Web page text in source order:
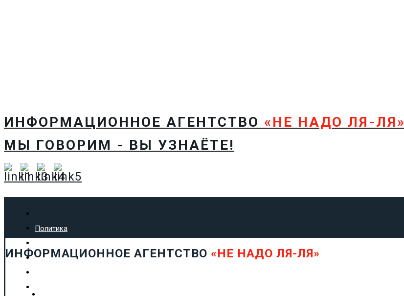
ИНФОРМАЦИОННОЕ АГЕНТСТВО «НЕ НАДО ЛЯ-ЛЯ»
МЫ ГОВОРИМ - ВЫ УЗНАЁТЕ!
Политика
Общество
ИНФОРМАЦИОННОЕ АГЕНТСТВО «НЕ НАДО ЛЯ-ЛЯ»